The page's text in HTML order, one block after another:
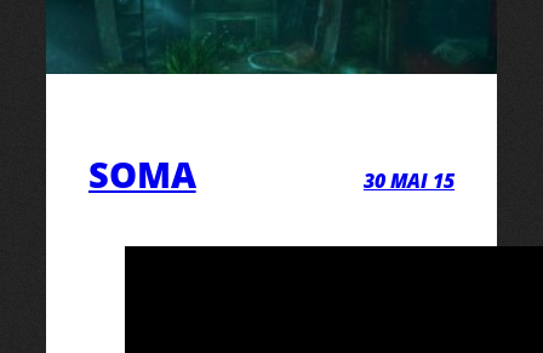
SOMA 30 MAI 15